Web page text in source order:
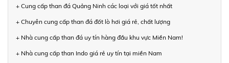
+ Cung cấp than đá Quảng Ninh các loại với giá tốt nhất
+ Chuyên cung cấp than đá đốt lò hơi giá rẻ, chất lượng
+ Nhà cung cấp than đá uy tín hàng đầu khu vực Miền Nam!
+ Nhà cung cấp than Indo giá rẻ uy tín tại miền Nam